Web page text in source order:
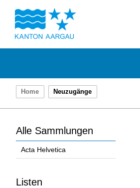
Home Neuzugänge
Alle Sammlungen
Acta Helvetica
Listen